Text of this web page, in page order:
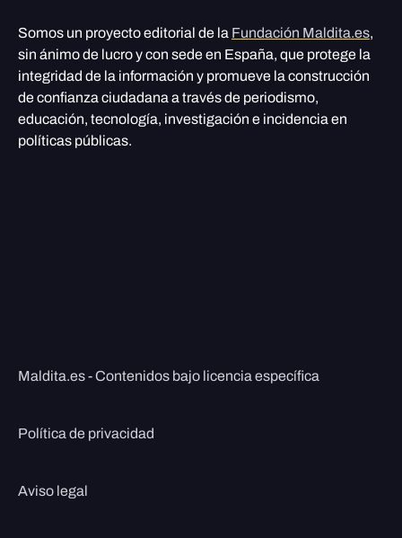
Somos un proyecto editorial de la Fundación Maldita.es,
sin ánimo de lucro y con sede en España, que protege la
integridad de la información y promueve la construcción
de confianza ciudadana a través de periodismo,
educación, tecnología, investigación e incidencia en
políticas públicas.
Maldita.es - Contenidos bajo licencia específica
Política de privacidad
Aviso legal